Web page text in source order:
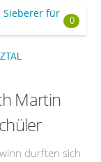
0
Martin
durften sich